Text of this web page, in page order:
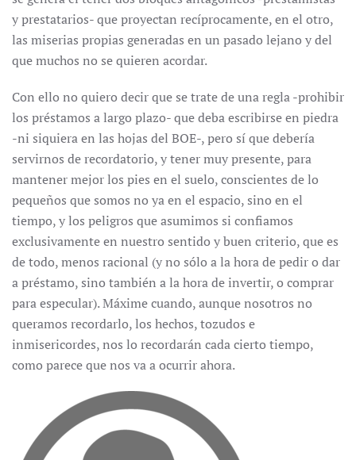
y prestatarios- que proyectan recíprocamente, en el otro,
las miserias propias generadas en un pasado lejano y del
que muchos no se quieren acordar.
Con ello no quiero decir que se trate de una regla -prohibir
los préstamos a largo plazo- que deba escribirse en piedra
-ni siquiera en las hojas del BOE-, pero sí que debería
servirnos de recordatorio, y tener muy presente, para
mantener mejor los pies en el suelo, conscientes de lo
pequeños que somos no ya en el espacio, sino en el
tiempo, y los peligros que asumimos si confiamos
exclusivamente en nuestro sentido y buen criterio, que es
de todo, menos racional (y no sólo a la hora de pedir o dar
a préstamo, sino también a la hora de invertir, o comprar
para especular). Máxime cuando, aunque nosotros no
queramos recordarlo, los hechos, tozudos e
inmisericordes, nos lo recordarán cada cierto tiempo,
como parece que nos va a ocurrir ahora.